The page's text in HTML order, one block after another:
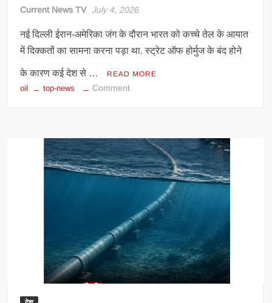
Current News TV July 4, 2026
नई दिल्‍ली ईरान-अमेरिका जंग के दौरान भारत को कच्‍चे तेल के आयात
में दिक्‍कतों का सामना करना पड़ा था. स्‍ट्रेट ऑफ होर्मुज के बंद होने
के कारण कई देश से … READ MORE
oil top-news Commenton
संकट
से
बड़ी
रिपोर्ट
में
भारत
के
लिए
सामने